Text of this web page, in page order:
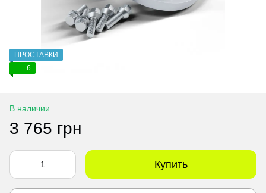
ПРОСТАВКИ
6
В наличии
3 765 грн
Купить